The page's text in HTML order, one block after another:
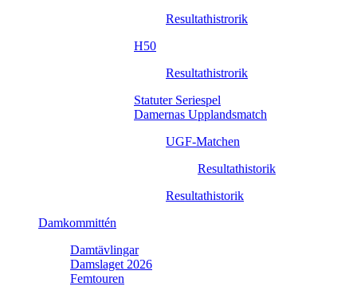
Resultathistrorik
H50
Resultathistrorik
Statuter Seriespel
Damernas Upplandsmatch
UGF-Matchen
Resultathistorik
Resultathistorik
Damkommittén
Damtävlingar
Damslaget 2026
Femtouren